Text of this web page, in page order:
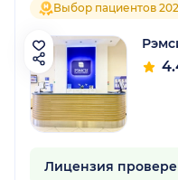
Выбор пациентов
Лицензия